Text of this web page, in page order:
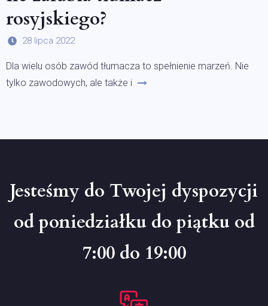
rosyjskiego?
28 lipca 2022
Dla wielu osób zawód tłumacza to spełnienie marzeń. Nie
tylko zawodowych, ale także i
Jesteśmy do Twojej dyspozycji
od poniedziałku do piątku od
7:00 do 19:00